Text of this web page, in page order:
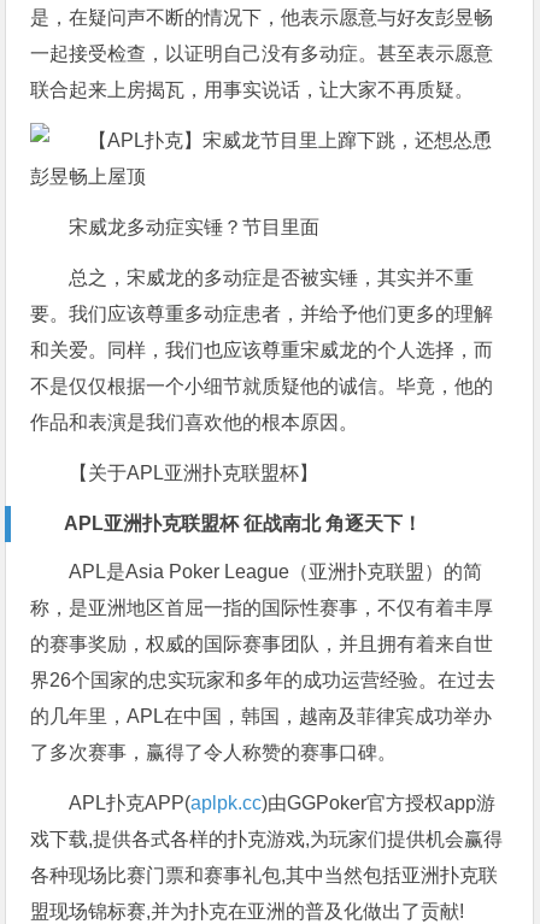
是，在疑问声不断的情况下，他表示愿意与好友彭昱畅
一起接受检查，以证明自己没有多动症。甚至表示愿意
联合起来上房揭瓦，用事实说话，让大家不再质疑。
宋威龙多动症实锤？节目里面
总之，宋威龙的多动症是否被实锤，其实并不重
要。我们应该尊重多动症患者，并给予他们更多的理解
和关爱。同样，我们也应该尊重宋威龙的个人选择，而
不是仅仅根据一个小细节就质疑他的诚信。毕竟，他的
作品和表演是我们喜欢他的根本原因。
【关于APL亚洲扑克联盟杯】
APL亚洲扑克联盟杯 征战南北 角逐天下！
APL是Asia Poker League（亚洲扑克联盟）的简
称，是亚洲地区首屈一指的国际性赛事，不仅有着丰厚
的赛事奖励，权威的国际赛事团队，并且拥有着来自世
界26个国家的忠实玩家和多年的成功运营经验。在过去
的几年里，APL在中国，韩国，越南及菲律宾成功举办
了多次赛事，赢得了令人称赞的赛事口碑。
APL扑克APP(aplpk.cc)由GGPoker官方授权app游
戏下载,提供各式各样的扑克游戏,为玩家们提供机会赢得
各种现场比赛门票和赛事礼包,其中当然包括亚洲扑克联
盟现场锦标赛,并为扑克在亚洲的普及化做出了贡献!